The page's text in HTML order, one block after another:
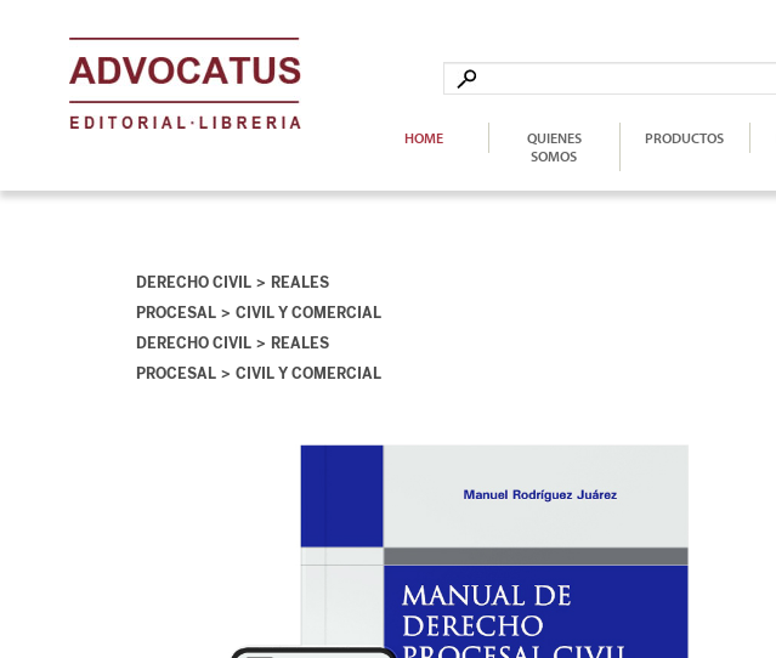
HOME
QUIENES
SOMOS
PRODUCTOS
DERECHO CIVIL
REALES
PROCESAL
CIVIL Y COMERCIAL
DERECHO CIVIL
REALES
PROCESAL
CIVIL Y COMERCIAL